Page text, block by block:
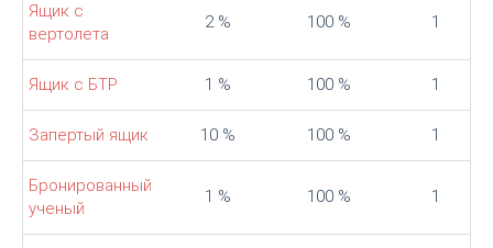
Ящик с
вертолета
2 % 100 % 1
Ящик с БТР 1 % 100 % 1
Запертый ящик 10 % 100 % 1
Бронированный
ученый
1 % 100 % 1